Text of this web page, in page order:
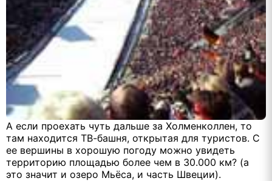
А если проехать чуть дальше за Холменколлен, то
там находится ТВ-башня, открытая для туристов. С
ее вершины в хорошую погоду можно увидеть
территорию площадью более чем в 30.000 км? (а
это значит и озеро Мьёса, и часть Швеции).